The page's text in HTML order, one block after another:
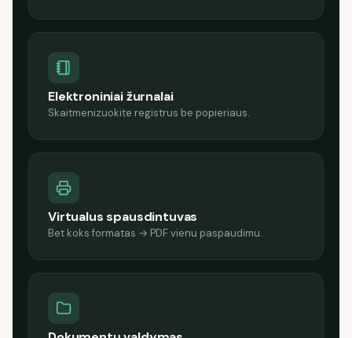
Elektroniniai žurnalai
Skaitmenizuokite registrus be popieriaus.
Virtualus spausdintuvas
Bet koks formatas → PDF vienu paspaudimu.